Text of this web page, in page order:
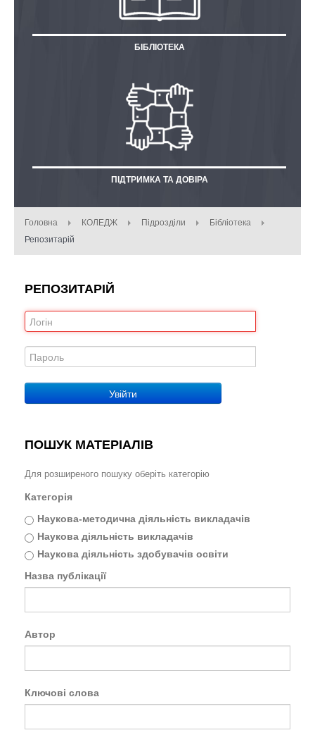
БІБЛІОТЕКА
ПІДТРИМКА ТА ДОВІРА
Головна КОЛЕДЖ Підрозділи
Бібліотека
Репозитарій
РЕПОЗИТАРІЙ
Увійти
ПОШУК МАТЕРІАЛІВ
Для розширеного пошуку оберіть категорію
Категорія
Наукова-методична діяльність викладачів
Наукова діяльність викладачів
Наукова діяльність здобувачів освіти
Назва публікації
Автор
Ключові слова